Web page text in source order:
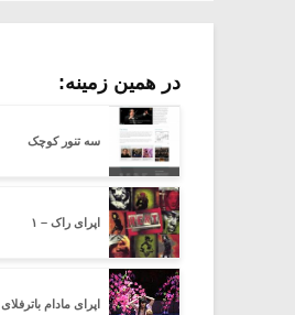
در همین زمینه:
سه تنور کوچک
اپرای راک – ۱
اپرای مادام باترفلای